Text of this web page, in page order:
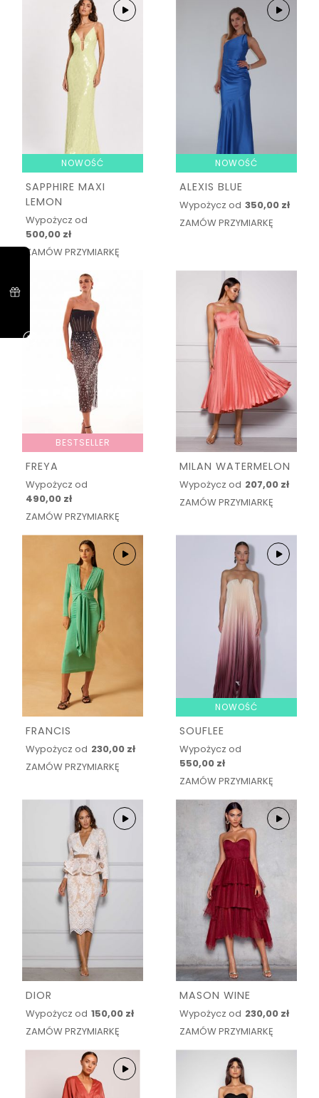
NOWOŚĆ
SAPPHIRE MAXI
LEMON
Wypożycz od
500,00 zł
ZAMÓW PRZYMIARKĘ
NOWOŚĆ
ALEXIS BLUE
Wypożycz od 350,00 zł
ZAMÓW PRZYMIARKĘ
BESTSELLER
FREYA
Wypożycz od
490,00 zł
ZAMÓW PRZYMIARKĘ
MILAN WATERMELON
Wypożycz od 207,00 zł
ZAMÓW PRZYMIARKĘ
FRANCIS
Wypożycz od 230,00 zł
ZAMÓW PRZYMIARKĘ
NOWOŚĆ
SOUFLEE
Wypożycz od
550,00 zł
ZAMÓW PRZYMIARKĘ
DIOR
Wypożycz od 150,00 zł
ZAMÓW PRZYMIARKĘ
MASON WINE
Wypożycz od 230,00 zł
ZAMÓW PRZYMIARKĘ